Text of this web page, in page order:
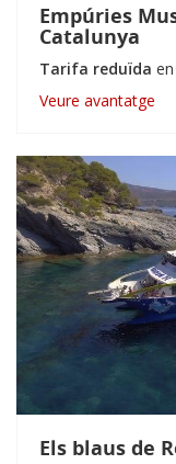
Empúries
Catalunya
Tarifa reduïda
Veure avantatge
Els blaus de